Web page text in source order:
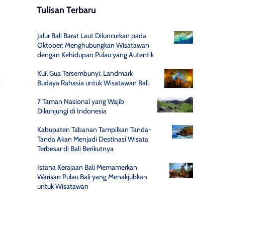
Tulisan Terbaru
Jalur Bali Barat Laut Diluncurkan pada
Oktober: Menghubungkan Wisatawan
dengan Kehidupan Pulau yang Autentik
Kuil Gua Tersembunyi: Landmark
Budaya Rahasia untuk Wisatawan Bali
7 Taman Nasional yang Wajib
Dikunjungi di Indonesia
Kabupaten Tabanan Tampilkan Tanda-
Tanda Akan Menjadi Destinasi Wisata
Terbesar di Bali Berikutnya
Istana Kerajaan Bali Memamerkan
Warisan Pulau Bali yang Menakjubkan
untuk Wisatawan